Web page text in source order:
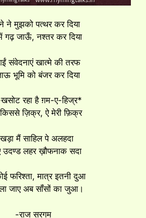
ने मुझको पत्थर कर दिया
गढ़ जाऊँ, नश्तर कर दिया
संवेदनाएं खात्मे की तरफ
भूमि को बंजर कर दिया
रहा है ग़म-ए-हिज्र*
ज़िक्र, ऐ मेरी फ़िक्र
मैं साहिल पे अलहदा
उदण्ड लहर ख़ौफनाक सदा
फरिश्ता, मात्र इतनी दुआ
जाए अब सॉंसों का जुआ।
-राज सरगम